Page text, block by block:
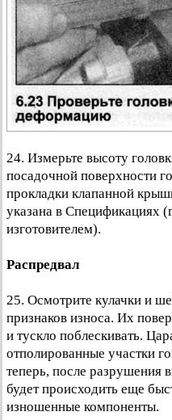
24. Измерьте высоту
посадочной поверхности
прокладки клапанной
указана в Спецификациях
изготовителем).
Распредвал
25. Осмотрите кулачки и
признаков износа. Их
и тускло поблескивать.
отполированные участки
теперь, после разрушения
будет происходить еще
изношенные компоненты.